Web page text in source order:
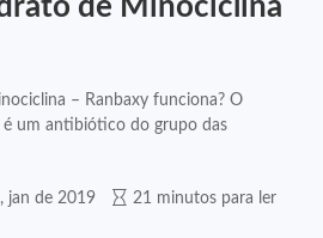
de Minociclina
– Ranbaxy funciona? O
um antibiótico do grupo das
jan de 2019 21 minutos para ler